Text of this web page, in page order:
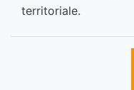
territoriale.